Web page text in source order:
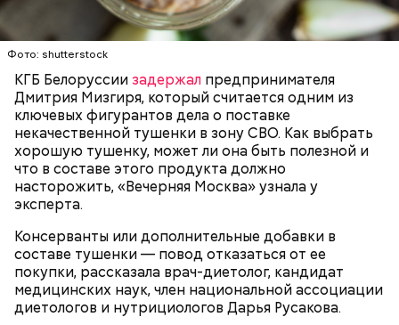
Фото: shutterstock
КГБ Белоруссиизадержал предпринимателя
Дмитрия Мизгиря, который считается одним из
ключевых фигурантов дела о поставке
некачественной тушенки в зону СВО. Как выбрать
хорошую тушенку, может ли она быть полезной и
что в составе этого продукта должно
насторожить, «Вечерняя Москва» узнала у
эксперта.
Консерванты или дополнительные добавки в
составе тушенки — повод отказаться от ее
покупки, рассказала врач-диетолог, кандидат
медицинских наук, член национальной ассоциации
диетологов и нутрициологов Дарья Русакова.
ВРАЧИ ПРОДУКТЫ
Кабачок — 1 шт.
Желтый болгарский перец — 1 шт.
Красный болгарский перец — 1 шт.
Зеленый перец — 1 шт.
Для заправки: